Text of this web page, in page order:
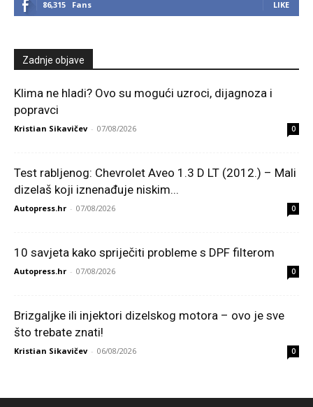
86,315 Fans LIKE
Zadnje objave
Klima ne hladi? Ovo su mogući uzroci, dijagnoza i
popravci
Kristian Sikavičev - 07/08/2026 0
Test rabljenog: Chevrolet Aveo 1.3 D LT (2012.) – Mali
dizelaš koji iznenađuje niskim...
Autopress.hr - 07/08/2026 0
10 savjeta kako spriječiti probleme s DPF filterom
Autopress.hr - 07/08/2026 0
Brizgaljke ili injektori dizelskog motora – ovo je sve
što trebate znati!
Kristian Sikavičev - 06/08/2026 0